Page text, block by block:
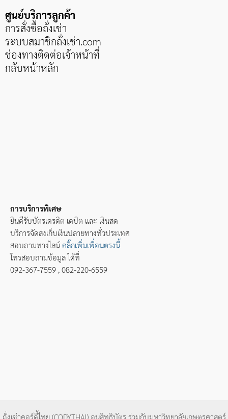
ศูนย์บริการลูกค้า
การสั่งซื้อถั่งเช่า
ระบบสมาชิกถั่งเช่า.com
ช่องทางติดต่อเจ้าหน้าที่
กลับหน้าหลัก
การบริการพิเศษ
ยินดีรับบัตรเดรดิต เดบิต และ เงินสด
บริการจัดส่งเก็บเงินปลายทางทั่วประเทศ
สอบถามทางไลน์ คลิ๊กเพิ่มเพื่อนตรงนี้
โทรสอบถามข้อมูล ได้ที่
092-367-7559 , 082-220-6559
ถั่งเช่าคอร์ดี้ไทย (CODYTHAI) อนุสิทธิบัตร ร่วมกับมหาวิทยาลัยเกษตรศาสตร์